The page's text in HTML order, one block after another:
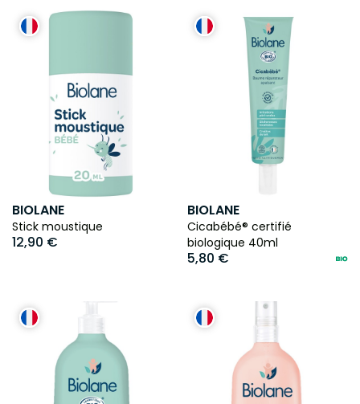
BIOLANE
Stick moustique
12,90 €
BIOLANE
Cicabébé® certifié
biologique 40ml
5,80 €